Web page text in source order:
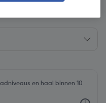
en haal binnen 10